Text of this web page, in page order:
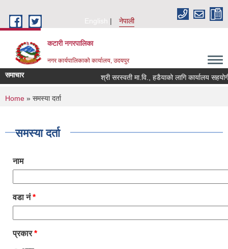
English
नेपाली
कटारी नगरपालिका
नगर कार्यपालिकाको कार्यालय, उदयपुर
समाचार श्री सरस्वती मा.वि., हडैयाको लागि कार्यालय
You are here
Home » समस्या दर्ता
समस्या दर्ता
नाम
वडा नं*
प्रकार*